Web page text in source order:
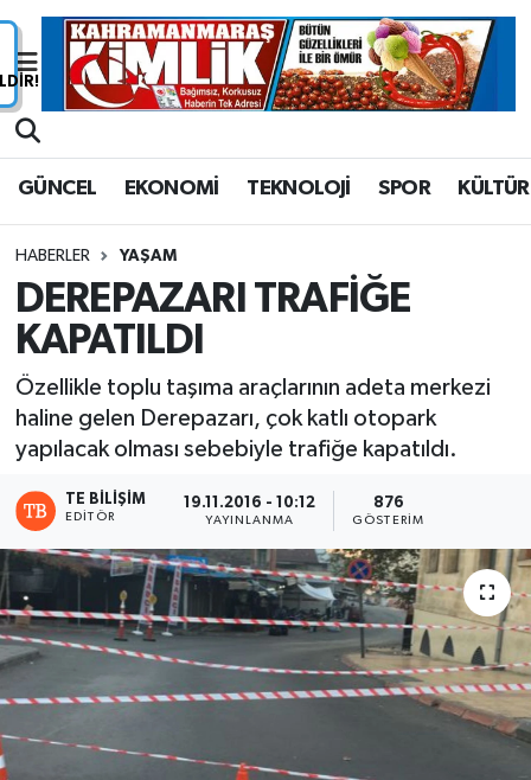
GÜNCEL EKONOMİ TEKNOLOJİ SPOR KÜLTÜR
HABERLER YAŞAM
DEREPAZARI TRAFİĞE
KAPATILDI
Özellikle toplu taşıma araçlarının adeta merkezi
haline gelen Derepazarı, çok katlı otopark
yapılacak olması sebebiyle trafiğe kapatıldı.
TE BILIŞIM
EDITÖR
19.11.2016 - 10:12
YAYINLANMA
876
GÖSTERIM
Nöbetçi Eczaneler
Süper Lig Puan Durumu ve Fikstür
Tüm Manşetler
Son Dakika Haberleri
Haber Arşivi